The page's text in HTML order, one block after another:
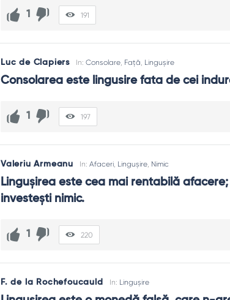
1 191
Luc de Clapiers In: Consolare, Față, Lingușire
Consolarea este lingusire fata de cei
1 197
Valeriu Armeanu In: Afaceri, Lingușire, Nimic
Linguşirea este cea mai rentabilă
investeşti nimic.
1 220
F. de la Rochefoucauld In: Lingușire